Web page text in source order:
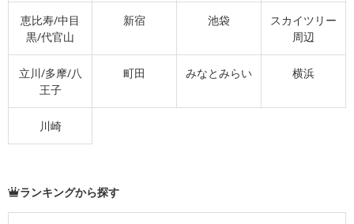
恵比寿/中目
黒/代官山
新宿 池袋
スカイツリー
周辺
立川/多摩/八
王子
町田 みなとみらい 横浜
川崎
ランキングから探す